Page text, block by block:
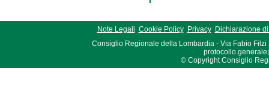
Note Legali Cookie Policy Privacy
Dichiarazione
Consiglio Regionale della Lombardia - Via Fabio Filzi
© Copyright Consiglio